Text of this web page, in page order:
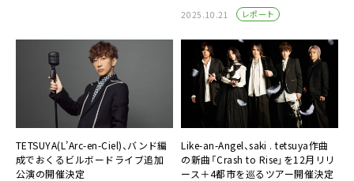
2025.10.21 レポート
TETSUYA(L’Arc-en-Ciel)、バンド編
成でおくるビルボードライブ追加
公演の開催決定
Like-an-Angel、saki . tetsuya作曲
の新曲「Crash to Rise」を12月リリ
ース＋4都市を巡るツアー開催決定